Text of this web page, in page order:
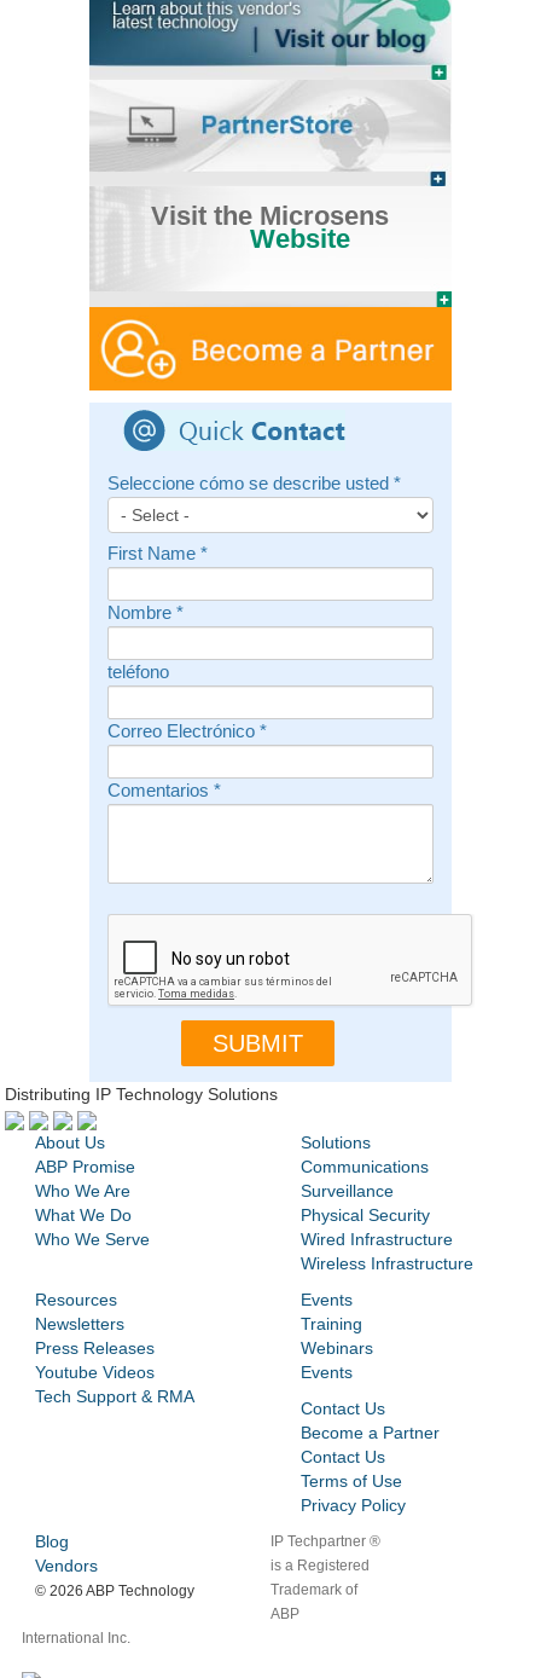
Visit the Microsens
Website
Seleccione cómo se describe usted *
First Name *
Nombre *
teléfono
Correo Electrónico *
Comentarios *
Distributing IP Technology Solutions
About Us
ABP Promise
Who We Are
What We Do
Who We Serve
Solutions
Communications
Surveillance
Physical Security
Wired Infrastructure
Wireless Infrastructure
Resources
Newsletters
Press Releases
Youtube Videos
Tech Support & RMA
Events
Training
Webinars
Events
Contact Us
Become a Partner
Contact Us
Terms of Use
Privacy Policy
Blog
Vendors
©2026 ABP Technology
IP Techpartner ®
is a Registered
Trademark of
ABP
International Inc.